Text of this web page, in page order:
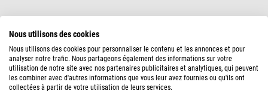
Nous utilisons des cookies
Nous utilisons des cookies pour personnaliser le contenu et les annonces et pour
analyser notre trafic. Nous partageons également des informations sur votre
utilisation de notre site avec nos partenaires publicitaires et analytiques, qui peuvent
les combiner avec d'autres informations que vous leur avez fournies ou qu'ils ont
collectées à partir de votre utilisation de leurs services.